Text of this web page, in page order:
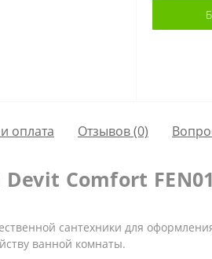
оплата Отзывов (0)
Comfort
сантехники для
ванной комнаты.